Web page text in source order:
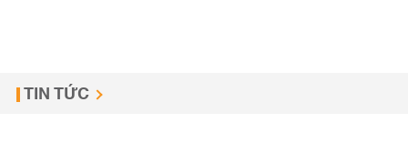
TIN TỨC